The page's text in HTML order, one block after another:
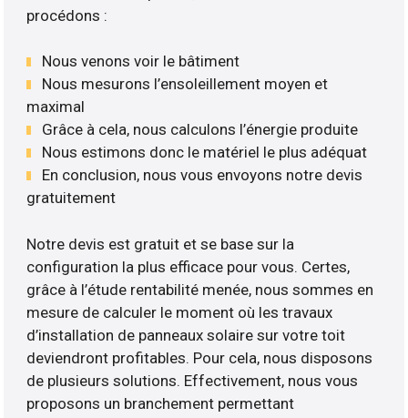
procédons :
Nous venons voir le bâtiment
Nous mesurons l’ensoleillement moyen et
maximal
Grâce à cela, nous calculons l’énergie produite
Nous estimons donc le matériel le plus adéquat
En conclusion, nous vous envoyons notre devis
gratuitement
Notre devis est gratuit et se base sur la
configuration la plus efficace pour vous. Certes,
grâce à l’étude rentabilité menée, nous sommes en
mesure de calculer le moment où les travaux
d’installation de panneaux solaire sur votre toit
deviendront profitables. Pour cela, nous disposons
de plusieurs solutions. Effectivement, nous vous
proposons un branchement permettant